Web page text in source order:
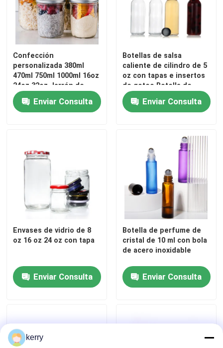
Solicitar una cotización
Botellas de vidrio
tarros de cristal
Capa de botella del frasco
Artículos de vidrio para el hogar
Confección
personalizada 380ml
470ml 750ml 1000ml 16oz
24oz 32oz Jarrón de
vidrio Mason de boca
ancha con tapa a granel
Enviar Consulta
Botellas de salsa
caliente de cilindro de 5
oz con tapas e insertos
de goteo Botella de
vidrio Woozy
Enviar Consulta
Envases de vidrio de 8
oz 16 oz 24 oz con tapa
Enviar Consulta
Botella de perfume de
cristal de 10 ml con bola
de acero inoxidable
Enviar Consulta
kerry